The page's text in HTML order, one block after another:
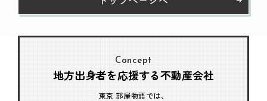
Concept
地方出身者を応援する不動産会社
東京 部屋物語では、